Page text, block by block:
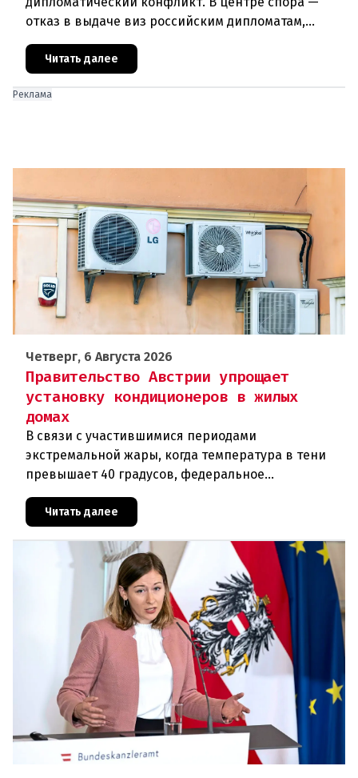
отказ в выдаче виз российским дипломатам,
международных организаций, которые
Читать далее
Реклама
Четверг, 6 Августа 2026
Правительство Австрии упрощает
установку кондиционеров в жилых
домах
В связи с участившимися периодами
экстремальной жары, когда температура в тени
превышает 40 градусов, федеральное
проблемы перегрева жилых помещений. В среду н
Читать далее